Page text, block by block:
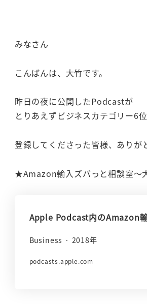
みなさん
こんばんは、大竹です。
昨日の夜に公開したPodcastが
とりあえずビジネスカテゴリー6
登録してくださった皆様、ありが
★Amazon輸入ズバっと相談室～
‎Apple Podcast内のAmazon
‎Business · 2018年
podcasts.apple.com